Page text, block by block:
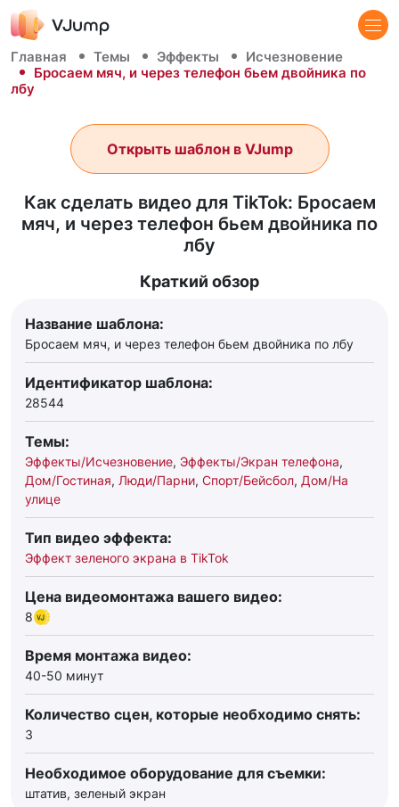
Главная Темы Эффекты
Исчезновение
Бросаем мяч, и через телефон бьем двойника по
лбу
Как сделать видео для TikTok: Бросаем
мяч, и через телефон бьем двойника по
лбу
Открыть шаблон в VJump
Краткий обзор
Название шаблона:
Бросаем мяч, и через телефон бьем двойника по лбу
Идентификатор шаблона:
28544
Темы:
Эффекты/Исчезновение, Эффекты/Экран телефона,
Дом/Гостиная, Люди/Парни, Спорт/Бейсбол, Дом/На
улице
Тип видео эффекта:
Эффект зеленого экрана в TikTok
Цена видеомонтажа вашего видео:
8
Время монтажа видео:
40-50 минут
Количество сцен, которые необходимо снять:
3
Необходимое оборудование для съемки:
штатив, зеленый экран